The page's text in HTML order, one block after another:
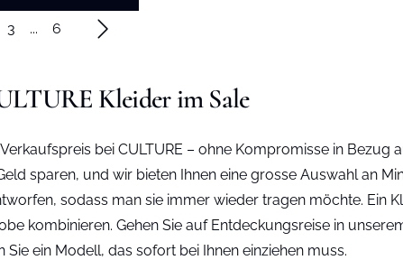
3 ... 6
Kleider im Sale
bei CULTURE – ohne Kompromisse in Bezug
sparen, und wir bieten Ihnen eine grosse Auswahl an
sodass man sie immer wieder tragen möchte. Ein
kombinieren. Gehen Sie auf Entdeckungsreise in
Sie ein Modell, das sofort bei Ihnen einziehen muss.